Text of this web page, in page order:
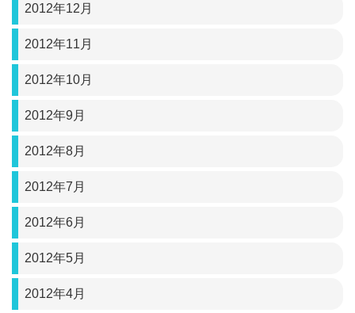
2012年12月
2012年11月
2012年10月
2012年9月
2012年8月
2012年7月
2012年6月
2012年5月
2012年4月